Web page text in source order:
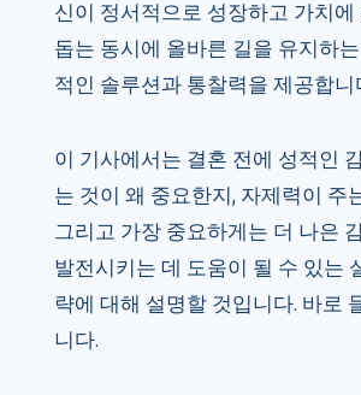
신이 정서적으로 성장하고 가치에
돕는 동시에 올바른 길을 유지하
적인 솔루션과 통찰력을 제공합니
이 기사에서는 결혼 ​​전에 성적인
는 것이 왜 중요한지, 자제력이 주
그리고 가장 중요하게는 더 나은
발전시키는 데 도움이 될 수 있는
략에 대해 설명할 것입니다. 바로
니다.